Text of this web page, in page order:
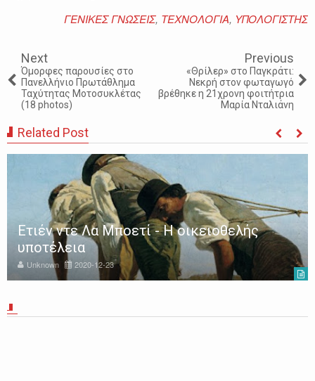
ΓΕΝΙΚΕΣ ΓΝΩΣΕΙΣ, ΤΕΧΝΟΛΟΓΙΑ, ΥΠΟΛΟΓΙΣΤΗΣ
Next
Όμορφες παρουσίες στο
Πανελλήνιο Πρωτάθλημα
Ταχύτητας Μοτοσυκλέτας
(18 photos)
Previous
«Θρίλερ» στο Παγκράτι:
Νεκρή στον φωταγωγό
βρέθηκε η 21χρονη φοιτήτρια
Μαρία Νταλιάνη
Related Post
Ετιέν ντε Λα Μποετί - Η οικειοθελής
υποτέλεια
Unknown 2020-12-23